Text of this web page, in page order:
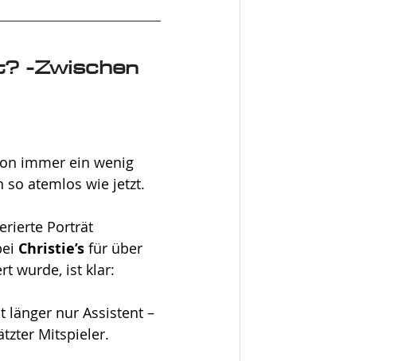
-Zwischen
immer ein wenig
so atemlos wie jetzt.
Porträt
Christie’s für über
wurde, ist klar:
länger nur Assistent –
Mitspieler.